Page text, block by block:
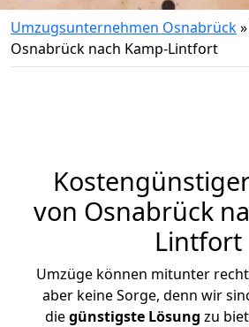
Umzugsunternehmen Osnabrück»
Osnabrück nach Kamp-Lintfort
von Osnabrück
Lintfort
Umzüge können mitunter
aber keine Sorge, denn wir
diegünstigste Lösung zu